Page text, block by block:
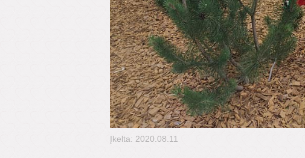
Įkelta: 2020.08.11